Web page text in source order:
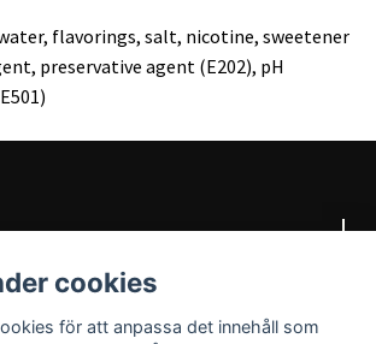
flavorings, salt, nicotine, sweetener
preservative agent (E202), pH
cookies
för att anpassa det innehåll som